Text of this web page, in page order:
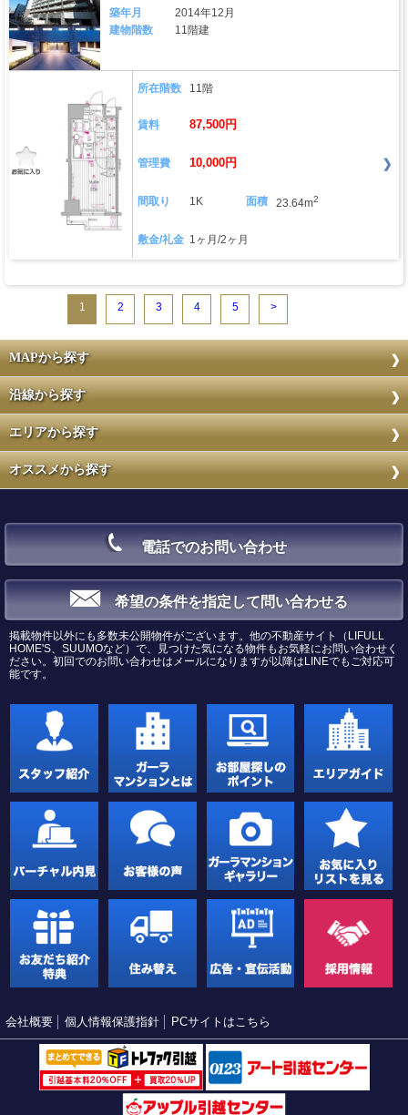
築年月
2014年12月
建物階数
11階建
所在階数 11階
賃料 87,500円
管理費 10,000円
間取り 1K 面積 23.64m2
敷金/礼金 1ヶ月/2ヶ月
1 2 3 4 5 >
MAPから探す
沿線から探す
エリアから探す
オススメから探す
電話でのお問い合わせ
希望の条件を指定して問い合わせる
掲載物件以外にも多数未公開物件がございます。他の不動産サイト（LIFULL
HOME'S、SUUMOなど）で、見つけた気になる物件もお気軽にお問い合わせく
ださい。初回でのお問い合わせはメールになりますが以降はLINEでもご対応可
能です。
会社概要 個人情報保護指針 PCサイトはこちら